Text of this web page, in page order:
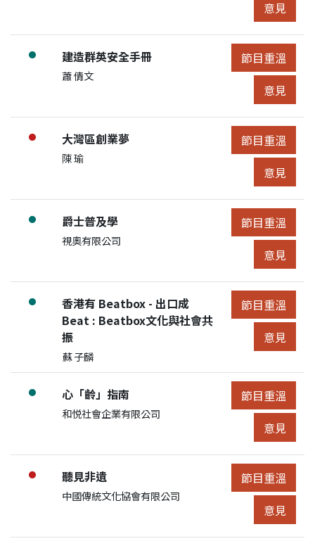
節目意見
意見
●
展開節目詳細
節目:
建造群英安全手冊
申請人/團體:
蕭 倩文
節目重溫
節目重溫
節目意見
意見
●
展開節目詳細
節目:
大灣區創業夢
申請人/團體:
陳 瑜
節目重溫
節目重溫
節目意見
意見
●
展開節目詳細
節目:
爵士普及學
申請人/團體:
視奧有限公司
節目重溫
節目重溫
節目意見
意見
●
展開節目詳細
節目:
香港有 Beatbox - 出口成
Beat : Beatbox文化與社會共
振
申請人/團體:
蘇 子麟
節目重溫
節目重溫
節目意見
意見
●
展開節目詳細
節目:
心「齡」指南
申請人/團體:
和悦社會企業有限公司
節目重溫
節目重溫
節目意見
意見
●
展開節目詳細
節目:
聽見非遺
申請人/團體:
中國傳統文化協會有限公司
節目重溫
節目重溫
節目意見
意見